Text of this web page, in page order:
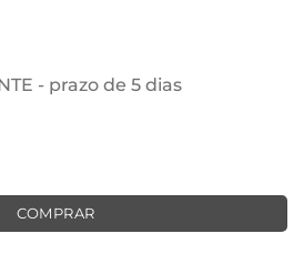
- prazo de 5 dias
250g / 2000UNI quantidade
COMPRAR